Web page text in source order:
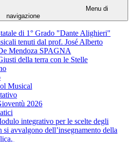
Menu di
navigazione
di 1° Grado "Dante Alighieri"
tenuti dal prof. José Alberto
Mendoza SPAGNA
della terra con le Stelle
Musical
2026
integrativo per le scelte degli
si avvalgono dell’insegnamento della